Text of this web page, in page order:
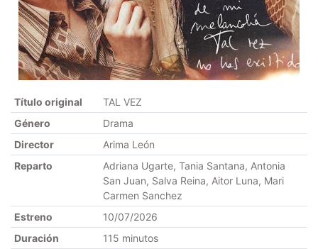
Título original
TAL VEZ
Género
Drama
Director
Arima León
Reparto
Adriana Ugarte, Tania Santana, Antonia
San Juan, Salva Reina, Aitor Luna, Mari
Carmen Sanchez
Estreno
10/07/2026
Duración
115 minutos